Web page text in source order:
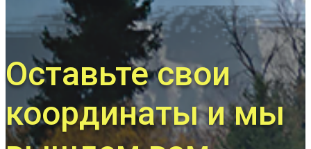
Оставьте свои
координаты и мы